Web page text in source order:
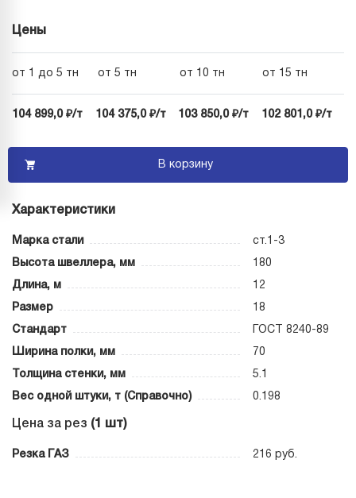
Цены
от 1 до 5 тн от 5 тн от 10 тн от 15 тн
104 899,0 ₽/т 104 375,0 ₽/т 103 850,0 ₽/т 102 801,0 ₽/т
В корзину
Характеристики
Марка стали ст.1-3
Высота швеллера, мм 180
Длина, м 12
Размер 18
Стандарт ГОСТ 8240-89
Ширина полки, мм 70
Толщина стенки, мм 5.1
Вес одной штуки, т (Справочно) 0.198
Цена за рез (1 шт)
Резка ГАЗ 216 руб.